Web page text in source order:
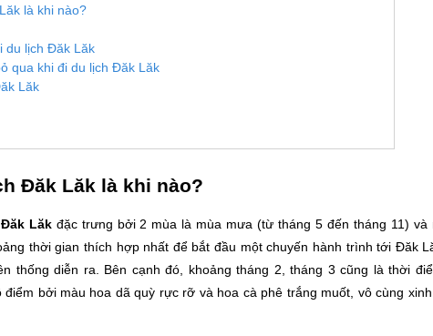
là khi nào?
du lịch Đăk Lăk
qua khi đi du lịch Đăk Lăk
Lăk
Đăk Lăk là khi nào?
Đăk Lăk đặc trưng bởi 2 mùa là mùa mưa (từ tháng 5 đến tháng 11) và
thời gian thích hợp nhất để bắt đầu một chuyến hành trình tới Đăk
thống diễn ra. Bên cạnh đó, khoảng tháng 2, tháng 3 cũng là thời
bởi màu hoa dã quỳ rực rỡ và hoa cà phê trắng muốt, vô cùng